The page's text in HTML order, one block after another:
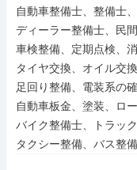
自動車整備士、整備士
ディーラー整備士、民
車検整備、定期点検、消
タイヤ交換、オイル交
足回り整備、電装系の
自動車板金、塗装、ロ
バイク整備士、トラック
タクシー整備、バス整